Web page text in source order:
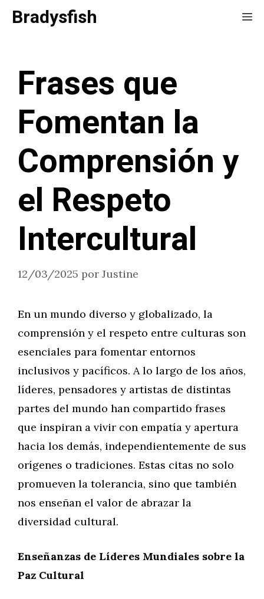
SaltarBradysfish
Frases que
Fomentan la
Comprensión y
el Respeto
Intercultural
12/03/2025 por Justine
En un mundo diverso y globalizado, la
comprensión y el respeto entre culturas son
esenciales para fomentar entornos
inclusivos y pacíficos. A lo largo de los años,
líderes, pensadores y artistas de distintas
partes del mundo han compartido frases
que inspiran a vivir con empatía y apertura
hacia los demás, independientemente de sus
orígenes o tradiciones. Estas citas no solo
promueven la tolerancia, sino que también
nos enseñan el valor de abrazar la
diversidad cultural.
Enseñanzas de Líderes Mundiales sobre la
Paz Cultural